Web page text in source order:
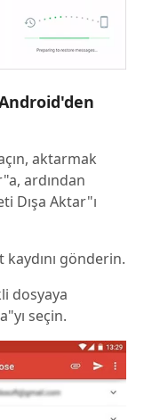
aktarmak
ardından
Dışa Aktar"ı
gönderin.
dosyaya
seçin.